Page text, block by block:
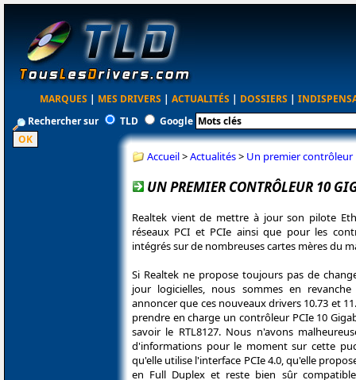
MARQUES | MES DRIVERS | ACTUALITÉS | DOSSIERS |
Rechercher sur
TLD Google
Accueil>Actualités> Un premier contrôleur
UN PREMIER CONTRÔLEUR 10
Realtek vient de mettre à jour son pilote
réseaux PCI et PCIe ainsi que pour les
intégrés sur de nombreuses cartes mères du
Si Realtek ne propose toujours pas de
jour logicielles, nous sommes en
annoncer que ces nouveaux drivers 10.73 et
prendre en charge un contrôleur PCIe 10
savoir le RTL8127. Nous n'avons
d'informations pour le moment sur cette
qu'elle utilise l'interface PCIe 4.0, qu'elle
en Full Duplex et reste bien sûr